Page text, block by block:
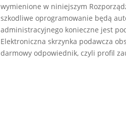
wymienione w niniejszym
szkodliwe oprogramowanie będą
administracyjnego konieczne jest
Elektroniczna skrzynka podawcza
darmowy odpowiednik, czyli profil